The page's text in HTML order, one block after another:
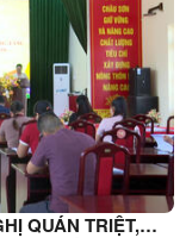
QUÁN TRIỆT,